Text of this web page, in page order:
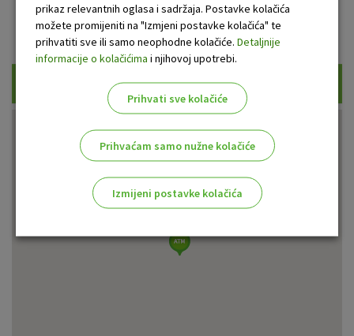
Prikaži samo uplatne bankomate
prikaz relevantnih oglasa i sadržaja. Postavke kolačića
možete promijeniti na "Izmjeni postavke kolačića" te
prihvatiti sve ili samo neophodne kolačiće. Detaljnije
informacije o kolačićima i njihovoj upotrebi.
Prihvati sve kolačiće
Prihvaćam samo nužne kolačiće
Izmijeni postavke kolačića